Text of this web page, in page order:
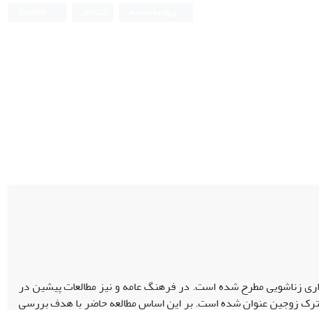
زناشویی مطرح شده است. در فرهنگ عامه و نیز مطالعات پیشین در
زوجین عنوان شده است. بر این اساس مطالعه حاضر با هدف بررسی